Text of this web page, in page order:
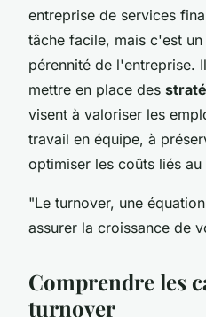
entreprise de services
tâche facile, mais c'est
pérennité de l'entreprise.
mettre en place des
visent à valoriser les
travail en équipe, à
optimiser les coûts liés au
"Le turnover, une
assurer la croissance de
Comprendre les
turnover